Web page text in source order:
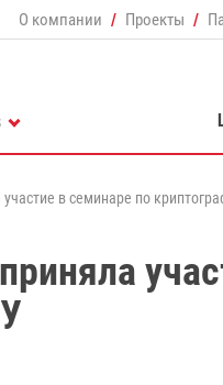
О компании Проекты
в семинаре по